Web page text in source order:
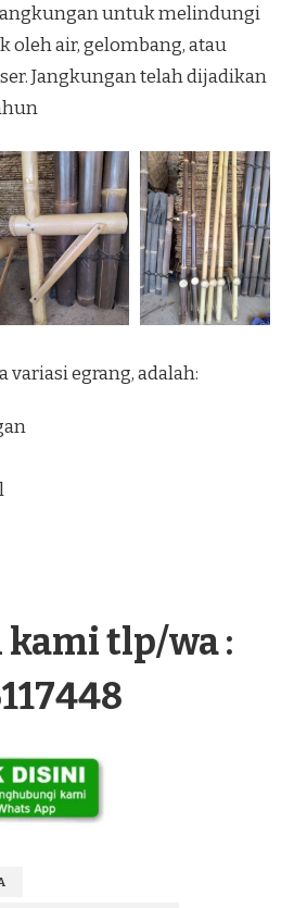
untuk melindungi
oleh air, gelombang, atau
Jangkungan telah dijadikan
variasi egrang, adalah:
kami tlp/wa :